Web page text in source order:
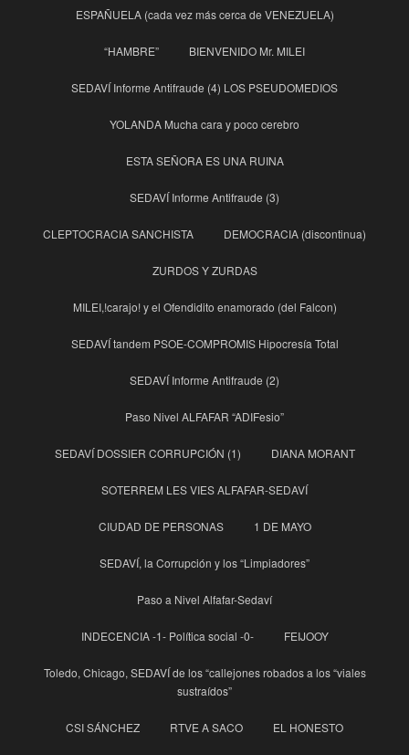
ESPAÑUELA (cada vez más cerca de VENEZUELA)
“HAMBRE” BIENVENIDO Mr. MILEI
SEDAVÍ Informe Antifraude (4) LOS PSEUDOMEDIOS
YOLANDA Mucha cara y poco cerebro
ESTA SEÑORA ES UNA RUINA
SEDAVÍ Informe Antifraude (3)
CLEPTOCRACIA SANCHISTA DEMOCRACIA (discontinua)
ZURDOS Y ZURDAS
MILEI,!carajo! y el Ofendidito enamorado (del Falcon)
SEDAVÍ tandem PSOE-COMPROMIS Hipocresía Total
SEDAVÍ Informe Antifraude (2)
Paso Nivel ALFAFAR “ADIFesio”
SEDAVÍ DOSSIER CORRUPCIÓN (1) DIANA MORANT
SOTERREM LES VIES ALFAFAR-SEDAVÍ
CIUDAD DE PERSONAS 1 DE MAYO
SEDAVÍ, la Corrupción y los “Limpiadores”
Paso a Nivel Alfafar-Sedaví
INDECENCIA -1- Política social -0- FEIJOOY
Toledo, Chicago, SEDAVÍ de los “callejones robados a los “viales
sustraídos”
CSI SÁNCHEZ RTVE A SACO EL HONESTO